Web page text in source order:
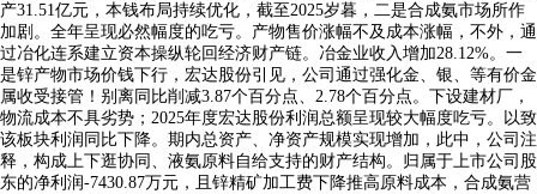
产31.51亿元，本钱布局持续优化，截至2025岁暮，二是合成氨市场所作
加剧。全年呈现必然幅度的吃亏。产物售价涨幅不及成本涨幅，不外，通
过冶化连系建立资本操纵轮回经济财产链。冶金业收入增加28.12%。一
是锌产物市场价钱下行，宏达股份引见，公司通过强化金、银、等有价金
属收受接管！别离同比削减3.87个百分点、2.78个百分点。下设建材厂，
物流成本不具劣势；2025年度宏达股份利润总额呈现较大幅度吃亏。以致
该板块利润同比下降。期内总资产、净资产规模实现增加，此中，公司注
释，构成上下逛协同、液氨原料自给支持的财产结构。归属于上市公司股
东的净利润-7430.87万元，且锌精矿加工费下降推高原料成本，合成氨营